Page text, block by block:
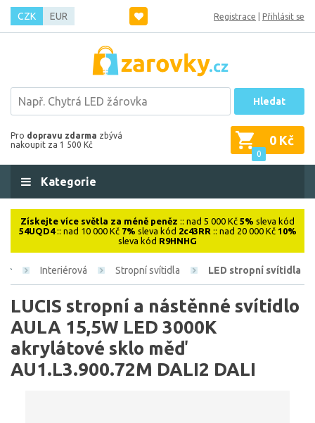
CZK EUR Registrace Přihlásit se
Hledat
Pro dopravu zdarma zbývá
nakoupit za 1 500 Kč
0
0 Kč
Kategorie
Získejte více světla za méně peněz :: nad 5 000 Kč 5% sleva kód
54UQD4:: nad 10 000 Kč 7% sleva kód 2c43RR :: nad 20 000 Kč 10%
sleva kód R9HNHG
Interiérová Stropní svítidla LED stropní svítidla
LUCIS stropní a nástěnné svítidlo
AULA 15,5W LED 3000K
akrylátové sklo měď
AU1.L3.900.72M DALI2 DALI